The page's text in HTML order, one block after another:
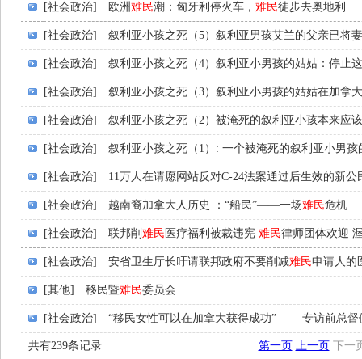
[社会政治] 欧洲难民潮：匈牙利停火车， 难民徒步去奥地利
[社会政治] 叙利亚小孩之死（5）叙利亚男孩艾兰的父亲已将
[社会政治] 叙利亚小孩之死（4）叙利亚小男孩的姑姑：停止
[社会政治] 叙利亚小孩之死（3）叙利亚小男孩的姑姑在加拿
[社会政治] 叙利亚小孩之死（2）被淹死的叙利亚小孩本来应
[社会政治] 叙利亚小孩之死（1）: 一个被淹死的叙利亚小男孩
[社会政治] 11万人在请愿网站反对C-24法案通过后生效的新公
[社会政治] 越南裔加拿大人历史 ：“船民”——一场难民危机
[社会政治] 联邦削 难民 医疗福利被裁违宪 难民律师团体欢迎
[社会政治] 安省卫生厅长吁请联邦政府不要削减难民申请人的
[其他] 移民暨难民委员会
[社会政治] “移民女性可以在加拿大获得成功” ——专访前总督
共有239条记录 第一页 上一页 下一